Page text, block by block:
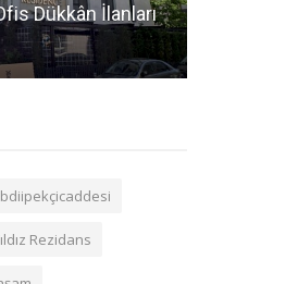
Dükkân İlanları
Rezidans